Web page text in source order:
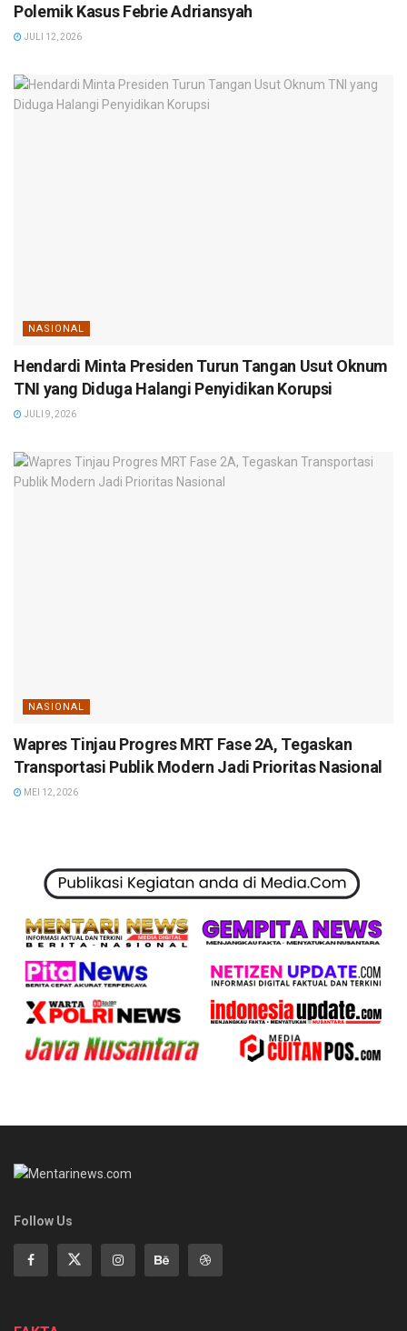
Polemik Kasus Febrie Adriansyah
JULI 12, 2026
NASIONAL
Hendardi Minta Presiden Turun Tangan Usut Oknum
TNI yang Diduga Halangi Penyidikan Korupsi
JULI 9, 2026
NASIONAL
Wapres Tinjau Progres MRT Fase 2A, Tegaskan
Transportasi Publik Modern Jadi Prioritas Nasional
MEI 12, 2026
Follow Us